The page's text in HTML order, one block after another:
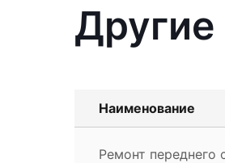
Наименование
Ремонт переднего